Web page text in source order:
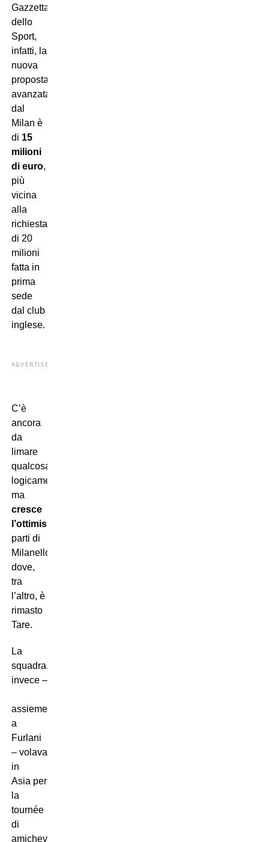
Gazzetta
dello
Sport,
infatti, la
nuova
proposta
avanzata
dal
Milan è
di 15
milioni
di euro,
più
vicina
alla
richiesta
di 20
milioni
fatta in
prima
sede
dal club
inglese.
ADVERTISEMENT
C’è
ancora
da
limare
qualcosa,
logicamente,
ma
cresce
l’ottimismo
parti di
Milanello
dove,
tra
l’altro, è
rimasto
Tare.
La
squadra,
invece –
assieme
a
Furlani
– volava
in
Asia per
la
tournée
di
amichevoli